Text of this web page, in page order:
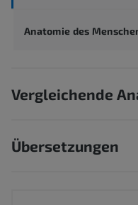
Anatomie des
Vergleichende
Übersetzungen